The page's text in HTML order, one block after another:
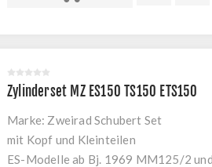
Zylinderset MZ ES150 TS150 ETS150
Marke: Zweirad Schubert Set
mit Kopf und Kleinteilen
ES-Modelle ab Bj. 1969 MM125/2